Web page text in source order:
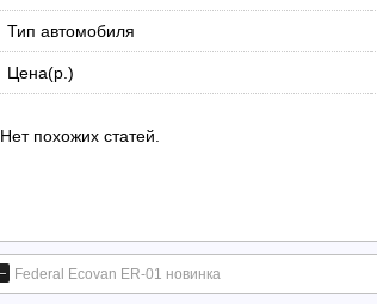
Тип автомобиля
Цена(р.)
Нет похожих статей.
Federal Ecovan ER-01 новинка